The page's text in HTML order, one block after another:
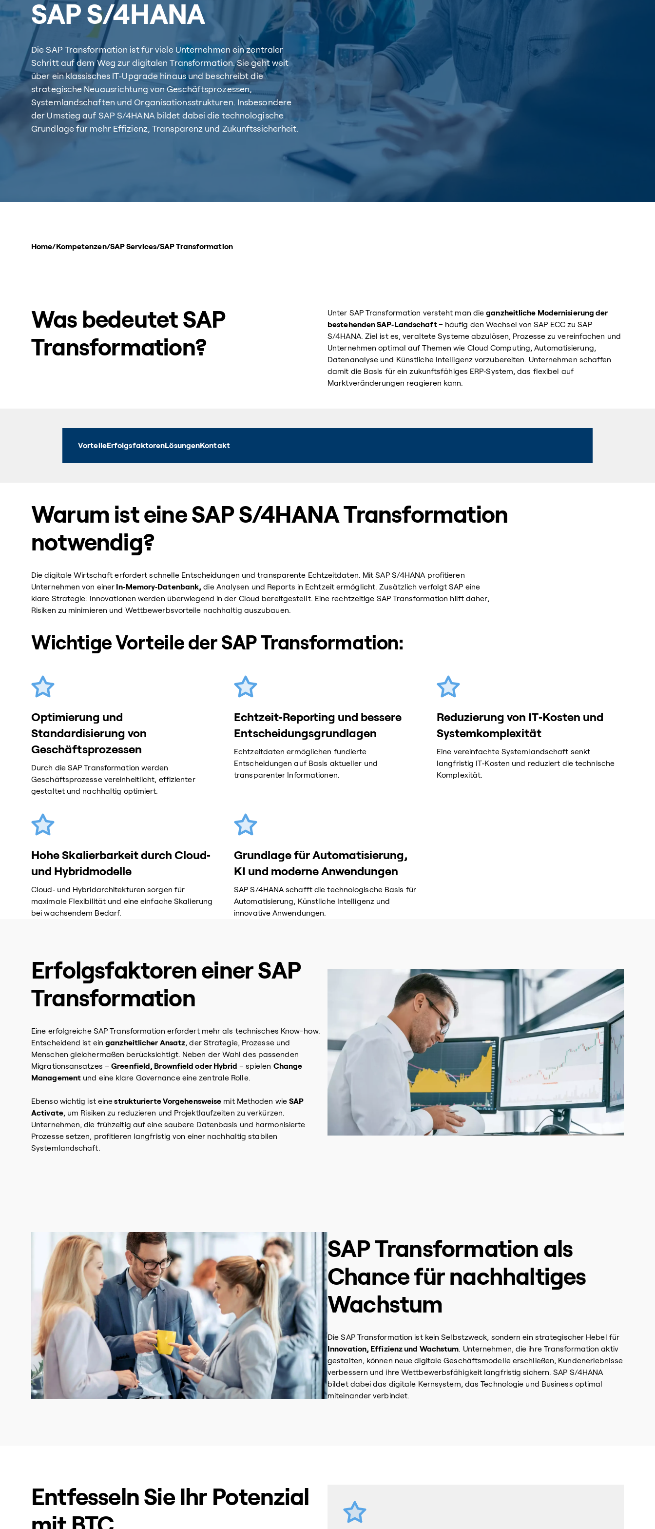
SAP S/4HANA
Die SAP Transformation ist für viele Unternehmen ein zentraler
Schritt auf dem Weg zur digitalen Transformation. Sie geht weit
über ein klassisches IT‑Upgrade hinaus und beschreibt die
strategische Neuausrichtung von Geschäftsprozessen,
Systemlandschaften und Organisationsstrukturen. Insbesondere
der Umstieg auf SAP S/4HANA bildet dabei die technologische
Grundlage für mehr Effizienz, Transparenz und Zukunftssicherheit.
Home/Kompetenzen/SAP Services/SAP Transformation
Was bedeutet SAP
Transformation?
Unter SAP Transformation versteht man dieganzheitliche Modernisierung der
bestehenden SAP‑Landschaft– häufig den Wechsel von SAP ECC zu SAP
S/4HANA. Ziel ist es, veraltete Systeme abzulösen, Prozesse zu vereinfachen und
Unternehmen optimal auf Themen wie Cloud Computing, Automatisierung,
Datenanalyse und Künstliche Intelligenz vorzubereiten. Unternehmen schaffen
damit die Basis für ein zukunftsfähiges ERP‑System, das flexibel auf
Marktveränderungen reagieren kann.
VorteileErfolgsfaktorenLösungenKontakt
Warum ist eine SAP S/4HANA Transformation
notwendig?
Die digitale Wirtschaft erfordert schnelle Entscheidungen und transparente Echtzeitdaten. Mit SAP S/4HANA profitieren
Unternehmen von einer In‑Memory‑Datenbank, die Analysen und Reports in Echtzeit ermöglicht. Zusätzlich verfolgt SAP eine
klare Strategie: Innovationen werden überwiegend in der Cloud bereitgestellt. Eine rechtzeitige SAP Transformation hilft daher,
Risiken zu minimieren und Wettbewerbsvorteile nachhaltig auszubauen.
Wichtige Vorteile der SAP Transformation:
Optimierung und
Standardisierung von
Geschäftsprozessen
Durch die SAP Transformation werden
Geschäftsprozesse vereinheitlicht, effizienter
gestaltet und nachhaltig optimiert.
Echtzeit‑Reporting und bessere
Entscheidungsgrundlagen
Echtzeitdaten ermöglichen fundierte
Entscheidungen auf Basis aktueller und
transparenter Informationen.
Reduzierung von IT‑Kosten und
Systemkomplexität
Eine vereinfachte Systemlandschaft senkt
langfristig IT‑Kosten und reduziert die technische
Komplexität.
Hohe Skalierbarkeit durch Cloud‑
und Hybridmodelle
Cloud‑ und Hybridarchitekturen sorgen für
maximale Flexibilität und eine einfache Skalierung
bei wachsendem Bedarf.
Grundlage für Automatisierung,
KI und moderne Anwendungen
SAP S/4HANA schafft die technologische Basis für
Automatisierung, Künstliche Intelligenz und
innovative Anwendungen.
Erfolgsfaktoren einer SAP
Transformation
Eine erfolgreiche SAP Transformation erfordert mehr als technisches Know-how.
Entscheidend ist einganzheitlicher Ansatz, der Strategie, Prozesse und
Menschen gleichermaßen berücksichtigt. Neben der Wahl des passenden
Migrationsansatzes –Greenfield, Brownfield oder Hybrid – spielen Change
Management und eine klare Governance eine zentrale Rolle.
Ebenso wichtig ist einestrukturierte Vorgehensweise mit Methoden wieSAP
Activate, um Risiken zu reduzieren und Projektlaufzeiten zu verkürzen.
Unternehmen, die frühzeitig auf eine saubere Datenbasis und harmonisierte
Prozesse setzen, profitieren langfristig von einer nachhaltig stabilen
Systemlandschaft.
SAP Transformation als
Chance für nachhaltiges
Wachstum
Die SAP Transformation ist kein Selbstzweck, sondern ein strategischer Hebel für
Innovation, Effizienz und Wachstum. Unternehmen, die ihre Transformation aktiv
gestalten, können neue digitale Geschäftsmodelle erschließen, Kundenerlebnisse
verbessern und ihre Wettbewerbsfähigkeit langfristig sichern. SAP S/4HANA
bildet dabei das digitale Kernsystem, das Technologie und Business optimal
miteinander verbindet.
Entfesseln Sie Ihr Potenzial